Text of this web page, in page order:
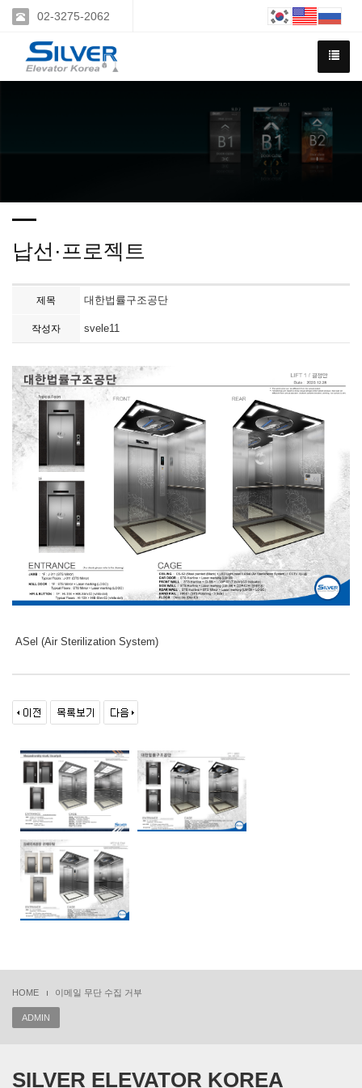
02-3275-2062
납선·프로젝트
제목 대한법률구조공단
작성자 svele11
ASel (Air Sterilization System)
HOME 이메일 무단 수집 거부
ADMIN
SILVER ELEVATOR KOREA